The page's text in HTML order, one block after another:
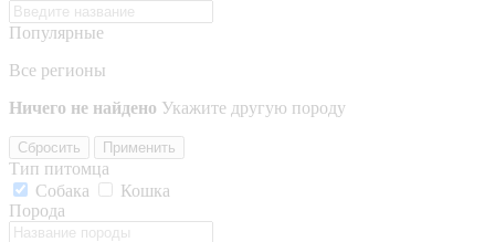
Популярные
Все регионы
Ничего не найдено Укажите другую породу
Сбросить Применить
Тип питомца
Собака
Кошка
Порода